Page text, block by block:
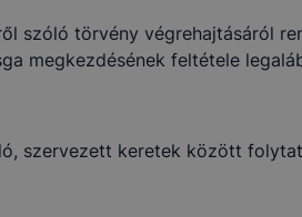
szóló törvény végrehajtásáról
megkezdésének feltétele
szervezett keretek között